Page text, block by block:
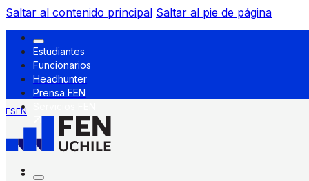
Saltar al contenido principal Saltar al pie de página
Estudiantes
Funcionarios
Headhunter
Prensa FEN
ESEN